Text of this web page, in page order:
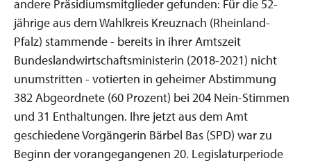
andere Präsidiumsmitglieder gefunden: Für die 52-
jährige aus dem Wahlkreis Kreuznach (Rheinland-
Pfalz) stammende - bereits in ihrer Amtszeit
Bundeslandwirtschaftsministerin (2018-2021) nicht
unumstritten - votierten in geheimer Abstimmung
382 Abgeordnete (60 Prozent) bei 204 Nein-Stimmen
und 31 Enthaltungen. Ihre jetzt aus dem Amt
geschiedene Vorgängerin Bärbel Bas (SPD) war zu
Beginn der vorangegangenen 20. Legislaturperiode